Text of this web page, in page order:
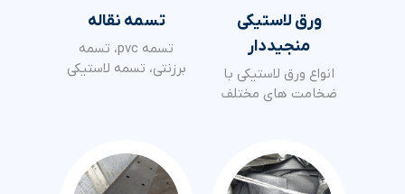
ورق لاستیکی
منجیددار
انواع ورق لاستیکی با
ضخامت های مختلف
تسمه نقاله
تسمه pvc، تسمه
برزنتی، تسمه لاستیکی